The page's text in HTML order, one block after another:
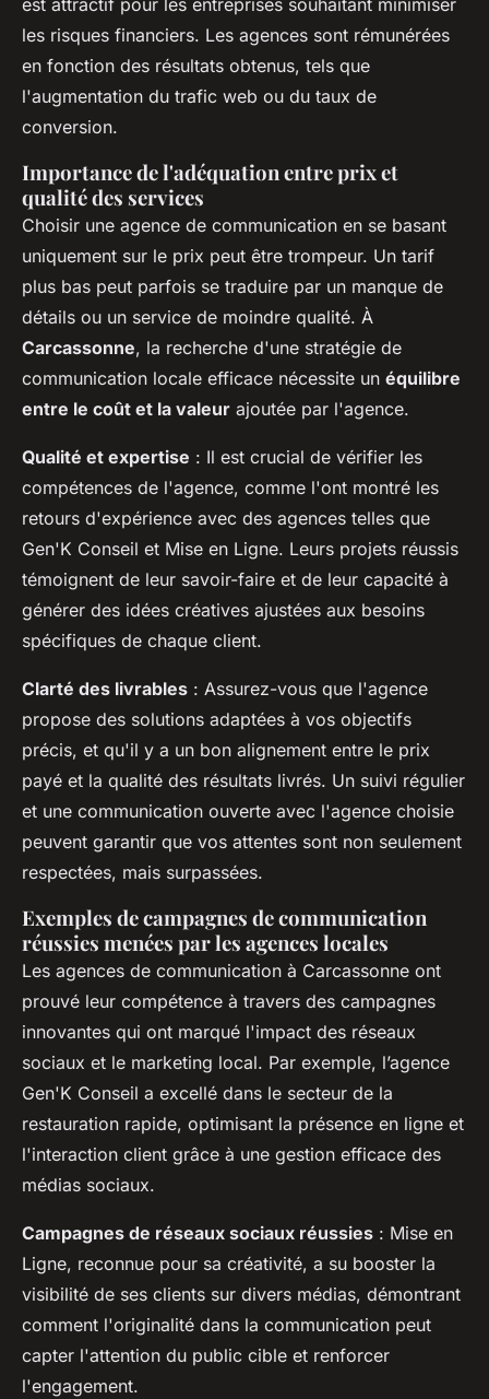
est attractif pour les entreprises souhaitant minimiser
les risques financiers. Les agences sont rémunérées
en fonction des résultats obtenus, tels que
l'augmentation du trafic web ou du taux de
conversion.
Importance de l'adéquation entre prix et
qualité des services
Choisir une agence de communication en se basant
uniquement sur le prix peut être trompeur. Un tarif
plus bas peut parfois se traduire par un manque de
détails ou un service de moindre qualité. À
Carcassonne, la recherche d'une stratégie de
communication locale efficace nécessite un équilibre
entre le coût et la valeur ajoutée par l'agence.
Qualité et expertise : Il est crucial de vérifier les
compétences de l'agence, comme l'ont montré les
retours d'expérience avec des agences telles que
Gen'K Conseil et Mise en Ligne. Leurs projets réussis
témoignent de leur savoir-faire et de leur capacité à
générer des idées créatives ajustées aux besoins
spécifiques de chaque client.
Clarté des livrables : Assurez-vous que l'agence
propose des solutions adaptées à vos objectifs
précis, et qu'il y a un bon alignement entre le prix
payé et la qualité des résultats livrés. Un suivi régulier
et une communication ouverte avec l'agence choisie
peuvent garantir que vos attentes sont non seulement
respectées, mais surpassées.
Exemples de campagnes de communication
réussies menées par les agences locales
Les agences de communication à Carcassonne ont
prouvé leur compétence à travers des campagnes
innovantes qui ont marqué l'impact des réseaux
sociaux et le marketing local. Par exemple, l’agence
Gen'K Conseil a excellé dans le secteur de la
restauration rapide, optimisant la présence en ligne et
l'interaction client grâce à une gestion efficace des
médias sociaux.
Campagnes de réseaux sociaux réussies : Mise en
Ligne, reconnue pour sa créativité, a su booster la
visibilité de ses clients sur divers médias, démontrant
comment l'originalité dans la communication peut
capter l'attention du public cible et renforcer
l'engagement.